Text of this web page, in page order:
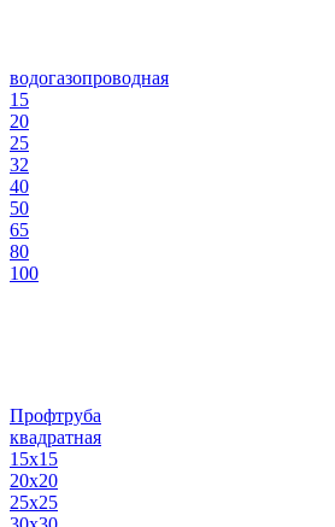
водогазопроводная
15
20
25
32
40
50
65
80
100
Профтруба
квадратная
15х15
20х20
25х25